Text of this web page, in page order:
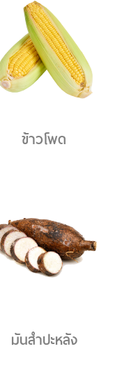
ข้าวโพด
มันสำปะหลัง